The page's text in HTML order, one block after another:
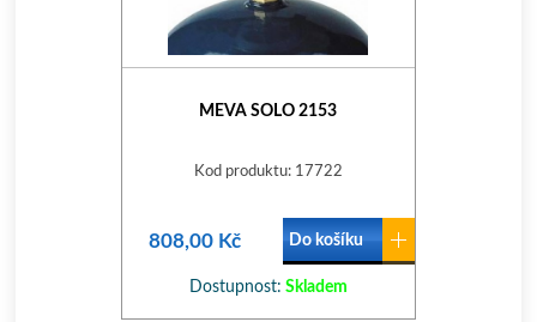
MEVA SOLO 2153
Kod produktu: 17722
808,00 Kč Do košíku
Dostupnost: Skladem